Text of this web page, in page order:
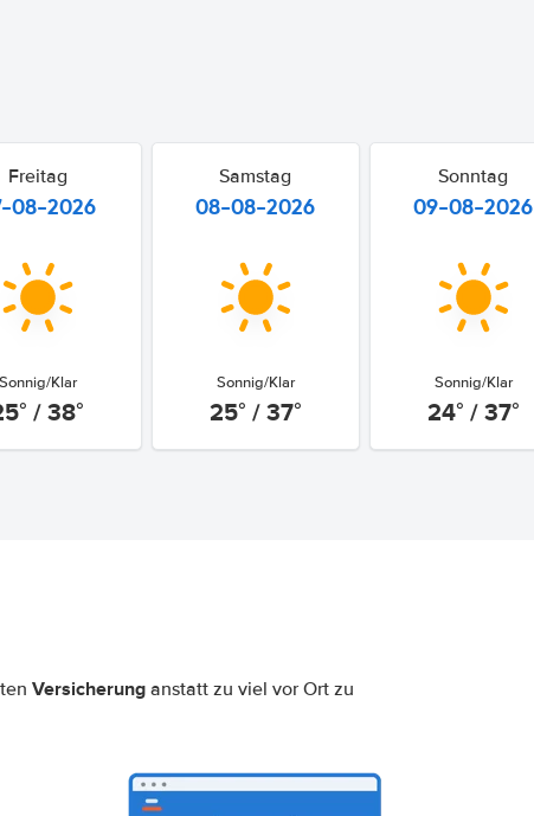
Freitag
08-2026
Sonnig/Klar
/ 38°
Samstag
08-08-2026
Sonnig/Klar
25° / 37°
Sonntag
09-08-2026
Sonnig/Klar
24° / 37°
Versicherung anstatt zu viel vor Ort zu